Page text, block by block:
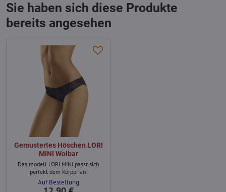
Sie haben sich diese Produkte
bereits angesehen
Gemustertes Höschen LORI
MINI Wolbar
Das modell LORI MINI passt sich
perfekt dem Körper an.
Auf Bestellung